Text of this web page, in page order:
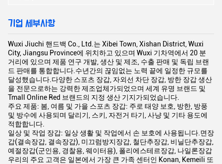
기업 세부사항
Wuxi Jiuchi 핸드백 Co., Ltd.는 Xibei Town, Xishan District, Wuxi
City, Jiangsu Province에 위치하고 있으며 Wuxi 기차역에서 20 분
거리에 있으며 제품 연구 개발, 생산 및 제조, 수출 판매 및 독립 브랜
드 판매를 통합합니다.수년간의 끊임없는 노력 끝에 일정한 규모를
달성했습니다.다양한 스포츠 장갑, 자외선 차단 장갑, 방한 장갑 생산
을 전문으로하는 강력한 제조업체가되었으며 세계 유명 브랜드 및
Tmall Online Red 브랜드의 지정 생산 기지가되었습니다.
주요 제품: 봄, 여름 및 가을 스포츠 장갑: 주로 태양 보호, 방한, 방풍
및 방수에 사용되며 달리기, 스키, 자전거 타기, 사냥 및 기타 용도에
적합합니다.
일상 및 작업 장갑: 일상 생활 및 작업에서 손 보호에 사용됩니다.면장
갑(결속장갑, 결속장갑), 미끄럼방지장갑, 철단추장갑, 비닐단추장갑,
예절장갑(군인용, 경찰용, 웨이터용), 폴리에스테르장갑, 나일론장갑
우리의 주요 고객은 일본에서 가장 큰 가족 센터인 Konan, Kemeili 또